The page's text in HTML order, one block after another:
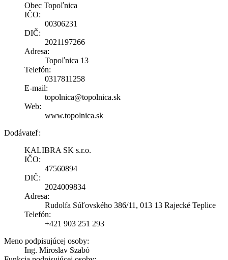
Obec Topoľnica
IČO:
00306231
DIČ:
2021197266
Adresa:
Topoľnica 13
Telefón:
0317811258
E-mail:
topolnica@topolnica.sk
Web:
www.topolnica.sk
Dodávateľ:
KALIBRA SK s.r.o.
IČO:
47560894
DIČ:
2024009834
Adresa:
Rudolfa Súľovského 386/11, 013 13 Rajecké Teplice
Telefón:
+421 903 251 293
Meno podpisujúcej osoby:
Ing. Miroslav Szabó